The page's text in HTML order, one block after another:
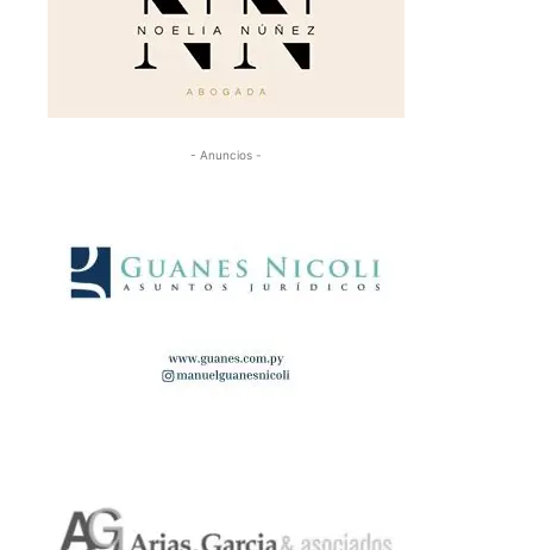
- Anuncios -